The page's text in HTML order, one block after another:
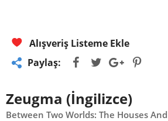
Alışveriş Listeme Ekle
Paylaş:
Zeugma (İngilizce)
Between Two Worlds: The Houses